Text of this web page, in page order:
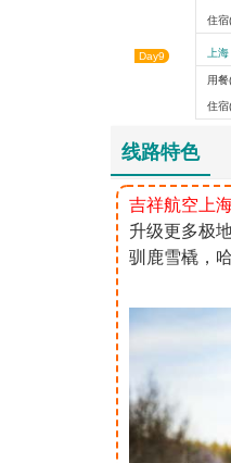
住宿
Day9 上海
用
住
线路特色
吉祥航空上
升级更多极
驯鹿雪橇，